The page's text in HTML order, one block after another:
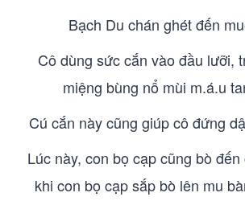
Bạch Du chán ghét đến
Cô dùng sức cắn vào đầu lưỡi,
miệng bùng nổ mùi m.á.u
Cú cắn này cũng giúp cô đứng
Lúc này, con bọ cạp cũng bò
khi con bọ cạp sắp bò lên mu